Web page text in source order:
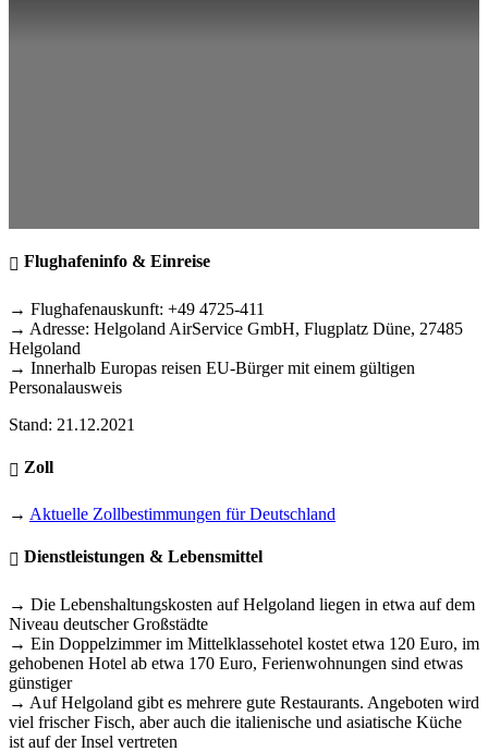
Flughafeninfo & Einreise
→ Flughafenauskunft: +49 4725-411
→ Adresse: Helgoland AirService GmbH, Flugplatz Düne, 27485
Helgoland
→ Innerhalb Europas reisen EU-Bürger mit einem gültigen
Personalausweis
Stand: 21.12.2021
Zoll
→ Aktuelle Zollbestimmungen für Deutschland
Dienstleistungen & Lebensmittel
→ Die Lebenshaltungskosten auf Helgoland liegen in etwa auf dem
Niveau deutscher Großstädte
→ Ein Doppelzimmer im Mittelklassehotel kostet etwa 120 Euro, im
gehobenen Hotel ab etwa 170 Euro, Ferienwohnungen sind etwas
günstiger
→ Auf Helgoland gibt es mehrere gute Restaurants. Angeboten wird
viel frischer Fisch, aber auch die italienische und asiatische Küche
ist auf der Insel vertreten